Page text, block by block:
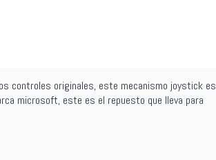
controles originales, este mecanismo joystick es
microsoft, este es el repuesto que lleva para